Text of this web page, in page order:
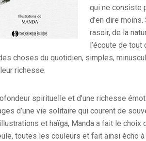
qui ne consiste
d’en dire
rasoir, de la
l’écoute de tout
choses du quotidien, simples,
richesse.
spirituelle et d’une richesse
d’une vie solitaire qui courent de
et haïga, Manda a fait le choix
toutes les couleurs et fait ainsi écho